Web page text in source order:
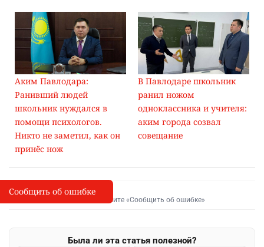
Аким Павлодара:
Ранивший людей
школьник нуждался в
помощи психологов.
Никто не заметил, как он
принёс нож
В Павлодаре школьник
ранил ножом
одноклассника и учителя:
аким города созвал
совещание
I
Сообщить об опечатке
Выделите фрагмент и нажмите «Сообщить об ошибке»
Была ли эта статья полезной?
Сообщить об ошибке